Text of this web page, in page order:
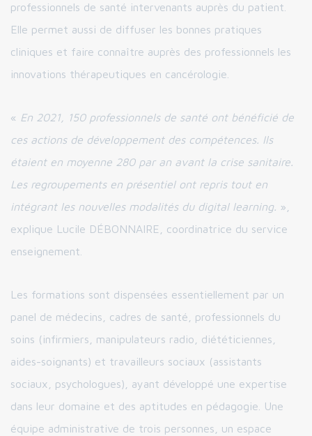
professionnels de santé intervenants auprès du patient.
Elle permet aussi de diffuser les bonnes pratiques
cliniques et faire connaître auprès des professionnels les
innovations thérapeutiques en cancérologie.
« En 2021, 150 professionnels de santé ont bénéficié de
ces actions de développement des compétences. Ils
étaient en moyenne 280 par an avant la crise sanitaire.
Les regroupements en présentiel ont repris tout en
intégrant les nouvelles modalités du digital learning. »,
explique Lucile DÉBONNAIRE, coordinatrice du service
enseignement.
Les formations sont dispensées essentiellement par un
panel de médecins, cadres de santé, professionnels du
soins (infirmiers, manipulateurs radio, diététiciennes,
aides-soignants) et travailleurs sociaux (assistants
sociaux, psychologues), ayant développé une expertise
dans leur domaine et des aptitudes en pédagogie. Une
équipe administrative de trois personnes, un espace